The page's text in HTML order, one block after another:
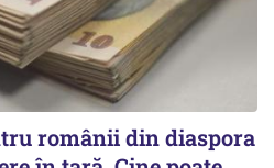
românii din diaspora